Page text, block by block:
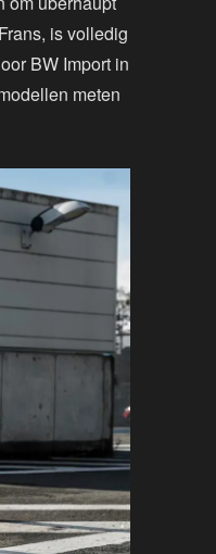
is volledig
BW Import in
meten